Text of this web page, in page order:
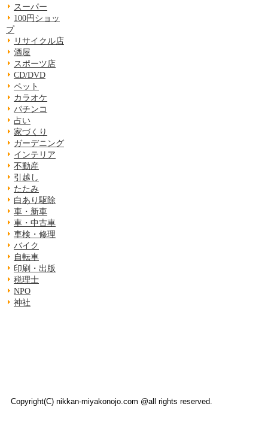
スーパー
100円ショッ
プ
リサイクル店
酒屋
スポーツ店
CD/DVD
ペット
カラオケ
パチンコ
占い
家づくり
ガーデニング
インテリア
不動産
引越し
たたみ
白あり駆除
車・新車
車・中古車
車検・修理
バイク
自転車
印刷・出版
税理士
NPO
神社
Copyright(C) nikkan-miyakonojo.com @all rights reserved.